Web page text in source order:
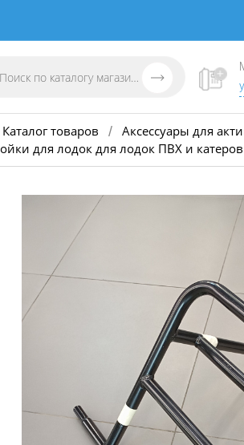
Каталог товаров / Аксессуары для
для лодок для лодок ПВХ и катеров